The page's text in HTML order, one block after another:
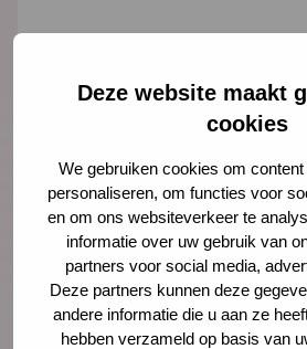
Deze website maakt
cookies
We gebruiken cookies om
personaliseren, om functies voor
en om ons websiteverkeer te
informatie over uw gebruik van
partners voor social media,
Deze partners kunnen deze
andere informatie die u aan ze
hebben verzameld op basis van
"*" geeft vereiste velden aan
E-mailadres *
Organisatie